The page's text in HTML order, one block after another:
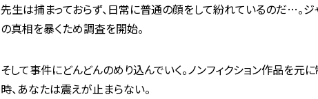
先生は捕まっておらず、日常に普通の顔をして紛れているのだ…。
の真相を暴くため調査を開始。
そして事件にどんどんのめり込んでいく。ノンフィクション作品を
時、あなたは震えが止まらない。